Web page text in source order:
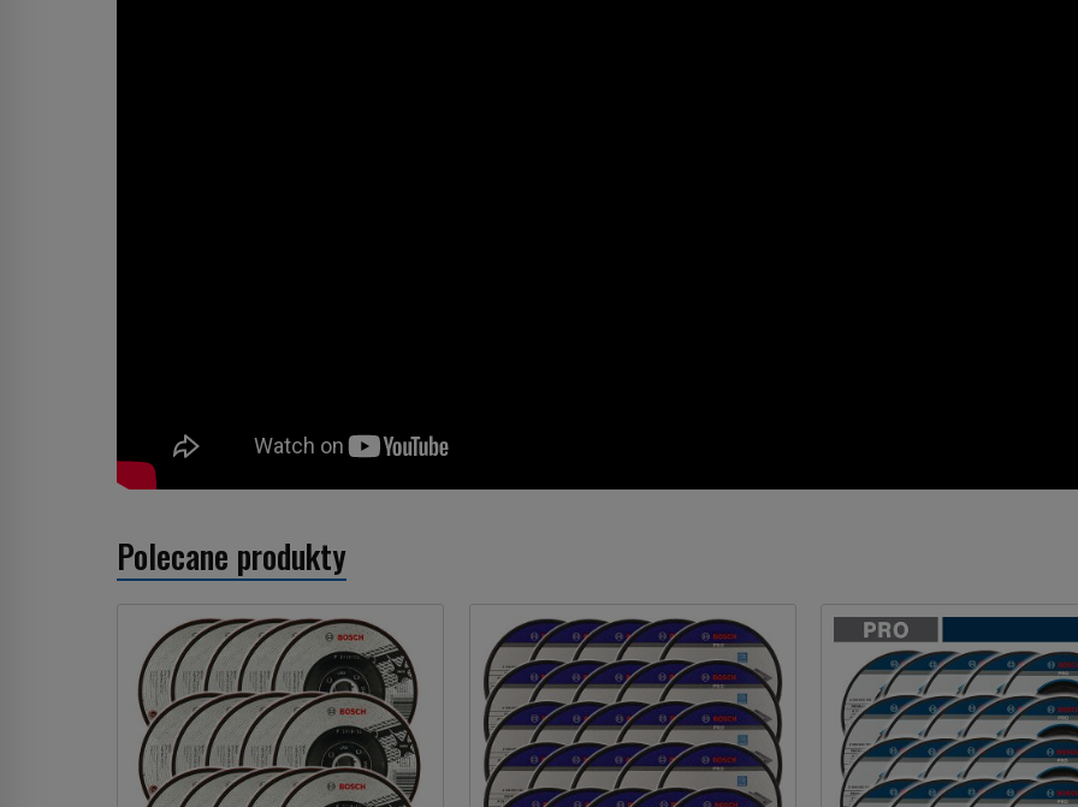
Polecane produkty